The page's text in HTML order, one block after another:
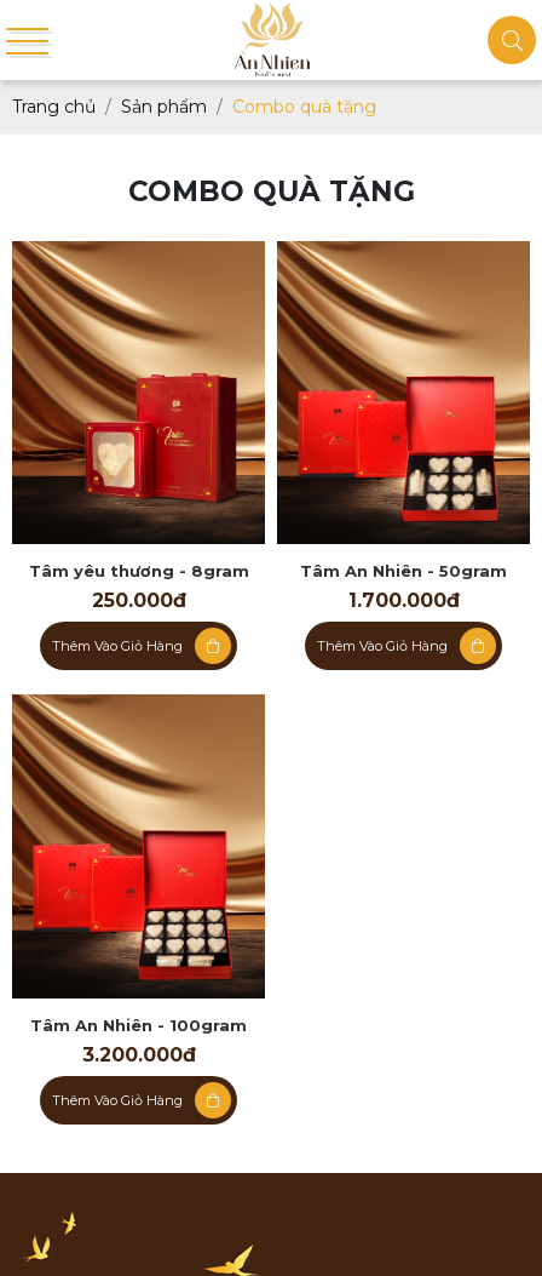
Trang chủ Sản phẩm Combo quà tặng
COMBO QUÀ TẶNG
Tâm yêu thương - 8gram
250.000đ
Thêm Vào Giỏ Hàng
Tâm An Nhiên - 50gram
1.700.000đ
Thêm Vào Giỏ Hàng
Tâm An Nhiên - 100gram
3.200.000đ
Thêm Vào Giỏ Hàng